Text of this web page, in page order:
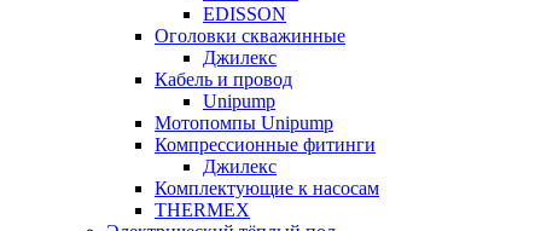
EDISSON
Оголовки скважинные
Джилекс
Кабель и провод
Unipump
Мотопомпы Unipump
Компрессионные фитинги
Джилекс
Комплектующие к насосам
THERMEX